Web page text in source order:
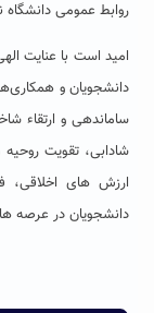
روابط عمومی
امید است با عنایت
دانشجویان و
ساماندهی و ارتقاء
شادابی، تقویت
ارزش های اخلاقی،
دانشجویان در عرصه